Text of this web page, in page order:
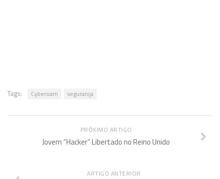
Tags: Cyberoam segurança
PRÓXIMO ARTIGO
Jovem “Hacker” Libertado no Reino Unido
ARTIGO ANTERIOR